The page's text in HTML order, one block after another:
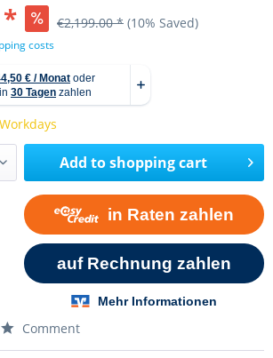
* €2,199.00 * (10% Saved)
costs
Add toshopping cart
Comment